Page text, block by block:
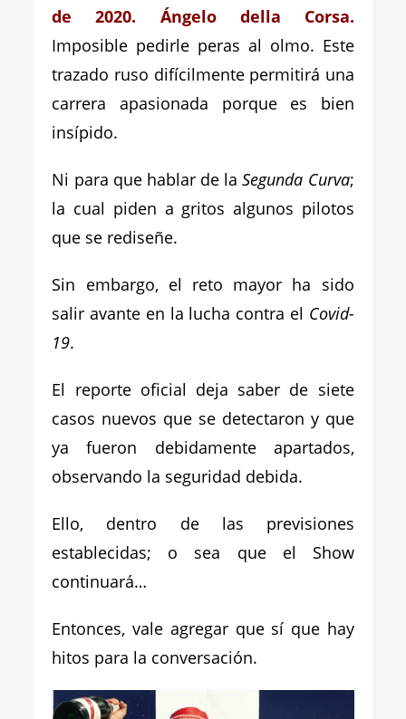
de 2020. Ángelo della Corsa.
Imposible pedirle peras al olmo. Este
trazado ruso difícilmente permitirá una
carrera apasionada porque es bien
insípido.
Ni para que hablar de laSegunda Curva;
la cual piden a gritos algunos pilotos
que se rediseñe.
Sin embargo, el reto mayor ha sido
salir avante en la lucha contra el Covid-
19.
El reporte oficial deja saber de siete
casos nuevos que se detectaron y que
yafueron debidamente apartados,
observando la seguridad debida.
Ello, dentro de las previsiones
establecidas; o sea que el Show
continuará…
Entonces, vale agregar que sí que hay
hitos para la conversación.